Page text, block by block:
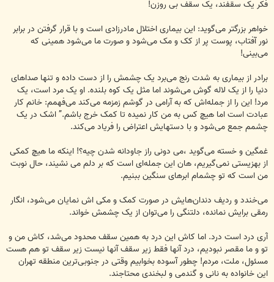
فکر یک سقفند، یک سقف بی روزن!
خواهر بزرگتر می‌گوید: این بیماری اختلال مادرزادی است و با قرار گرفتن در برابر
نور آفتاب، پوست پر از کک و مک می‌شود و صورت ما می‌شود همینی که
می‌بینی!
برادر از بیماری به شدت رنج می‌برد یک چشمش را از دست داده و تنها صداهای
دنیا را از یک لاله گوش می‌شوند اما مثل یک کوه بلنده. او یک مرد است، یک
مرد! این را از جمله‌اش که به آرامی در گوشم زمزمه می‌کند می‌فهمم: خانم کار
عبادت است اما هیچ کس به من کار نمیده تا کمک خرج باشم.” اشک در یک
چشمم جمع می‌شود و با دستهایش اعتراض را فریاد می‌کند.
غمگین و خسته می‌گوید ،‌می دونی راز جاودانه شدن چیه؟! اینکه ما هیچ کمکی
از بهزیستی نمی‌گیریم، هان این جمله‌ای است که بر دلم می نشیند، حال نوبت
من است که تو چشمام ابرهای سنگین ببنیم.
می‌خندد و ردیف دندان‌هایش در صورت کمک و مکی اش نمایان می‌شود، انگار
رمقی برایش نمانده، دلتنگی‌ را می‌توان از یک چشمش خواند.
آری درد است درد. اما کاش این درد به همین سقف محدود می‌شد، کاش من و
تو و ما مقصر نبودیم، درد آنها فقط زیر سقف آنها نیست زیر سقف تو هم هست
مسئول،‌ ملت، مردم! چطور آسوده بخوابیم وقتی در جنوبی‌ترین منطقه تهران
این خانواده به نانی و گندمی و لبخندی محتاجند.